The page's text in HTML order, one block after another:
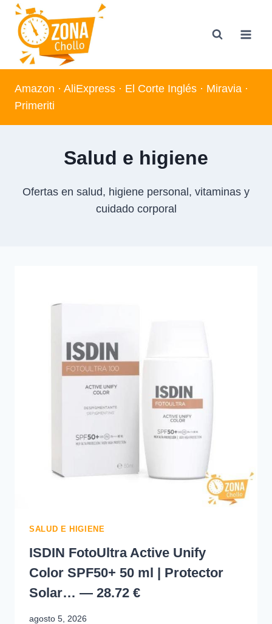
Saltar
contenido
Amazon · AliExpress · El Corte Inglés · Miravia ·
Primeriti
Salud e higiene
Ofertas en salud, higiene personal, vitaminas y
cuidado corporal
SALUD E HIGIENE
ISDIN FotoUltra Active Unify
Color SPF50+ 50 ml | Protector
Solar… — 28.72 €
agosto 5, 2026